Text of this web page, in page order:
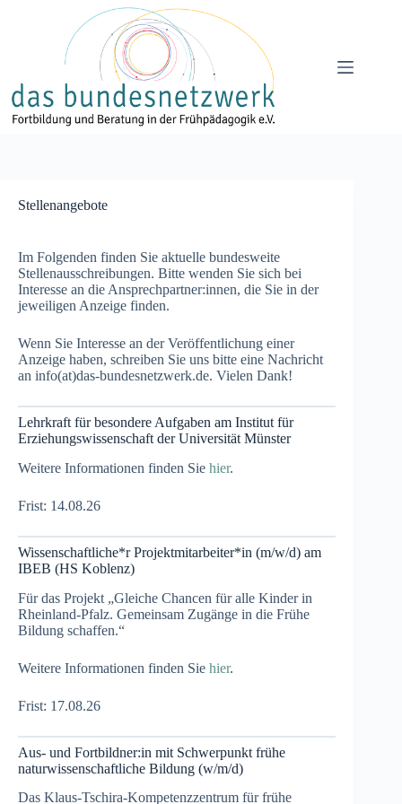
Stellenangebote
Im Folgenden finden Sie aktuelle bundesweite
Stellenausschreibungen. Bitte wenden Sie sich bei
Interesse an die Ansprechpartner:innen, die Sie in der
jeweiligen Anzeige finden.
Wenn Sie Interesse an der Veröffentlichung einer
Anzeige haben, schreiben Sie uns bitte eine Nachricht
an info(at)das-bundesnetzwerk.de. Vielen Dank!
Lehrkraft für besondere Aufgaben am Institut für
Erziehungswissenschaft der Universität Münster
Weitere Informationen finden Sie hier.
Frist: 14.08.26
Wissenschaftliche*r Projektmitarbeiter*in (m/w/d) am
IBEB (HS Koblenz)
Für das Projekt „Gleiche Chancen für alle Kinder in
Rheinland-Pfalz. Gemeinsam Zugänge in die Frühe
Bildung schaffen.“
Weitere Informationen finden Sie hier.
Frist: 17.08.26
Aus- und Fortbildner:in mit Schwerpunkt frühe
naturwissenschaftliche Bildung (w/m/d)
Das Klaus-Tschira-Kompetenzzentrum für frühe